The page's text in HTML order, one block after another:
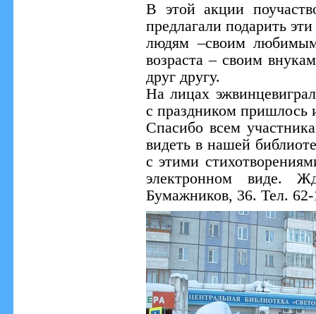
В этой акции
предлагали подарить
людям –своим
возраста – своим
друг другу.
На лицах
с праздником пришлось
Спасибо всем
видеть в нашей
с этими
электронном виде.
Бумажников, 36. Тел. 62-